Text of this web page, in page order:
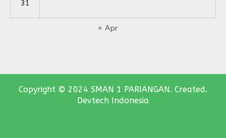
31
« Apr
Copyright © 2024 SMAN 1 PARIANGAN. Created.
Devtech Indonesia